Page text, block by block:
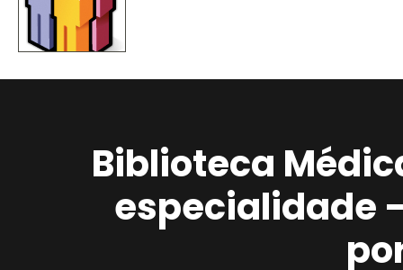
Biblioteca
especialidade